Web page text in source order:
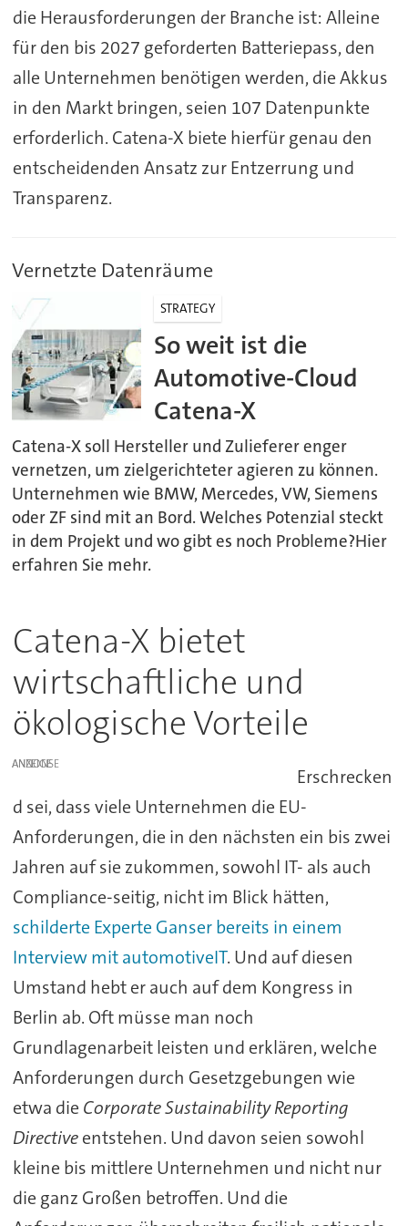
die Herausforderungen der Branche ist: Alleine
für den bis 2027 geforderten Batteriepass, den
alle Unternehmen benötigen werden, die Akkus
in den Markt bringen, seien 107 Datenpunkte
erforderlich. Catena-X biete hierfür genau den
entscheidenden Ansatz zur Entzerrung und
Transparenz.
Vernetzte Datenräume
STRATEGY
So weit ist die
Automotive-Cloud
Catena-X
Catena-X soll Hersteller und Zulieferer enger
vernetzen, um zielgerichteter agieren zu können.
Unternehmen wie BMW, Mercedes, VW, Siemens
oder ZF sind mit an Bord. Welches Potenzial steckt
in dem Projekt und wo gibt es noch Probleme?Hier
erfahren Sie mehr.
Catena-X bietet
wirtschaftliche und
ökologische Vorteile
ANZEIGE
Erschrecken
d sei, dass viele Unternehmen die EU-
Anforderungen, die in den nächsten ein bis zwei
Jahren auf sie zukommen, sowohl IT- als auch
Compliance-seitig, nicht im Blick hätten,
schilderte Experte Ganser bereits in einem
Interview mit automotiveIT. Und auf diesen
Umstand hebt er auch auf dem Kongress in
Berlin ab. Oft müsse man noch
Grundlagenarbeit leisten und erklären, welche
Anforderungen durch Gesetzgebungen wie
etwa die Corporate Sustainability Reporting
Directiveentstehen. Und davon seien sowohl
kleine bis mittlere Unternehmen und nicht nur
die ganz Großen betroffen. Und die